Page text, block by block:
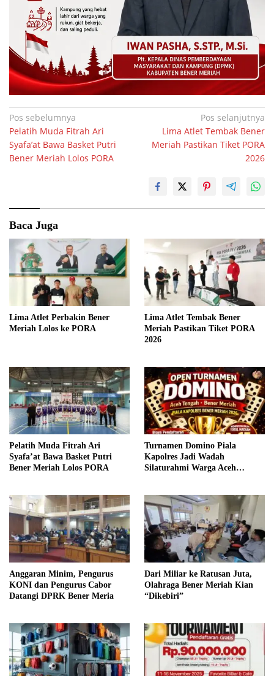
Navigasi
pos
Pos sebelumnya
Pelatih Muda Fitrah Ari
Syafa’at Bawa Basket Putri
Bener Meriah Lolos PORA
Pos selanjutnya
Lima Atlet Tembak Bener
Meriah Pastikan Tiket PORA
2026
Baca Juga
Lima Atlet Perbakin Bener
Meriah Lolos ke PORA
Lima Atlet Tembak Bener
Meriah Pastikan Tiket PORA
2026
Pelatih Muda Fitrah Ari
Syafa’at Bawa Basket Putri
Bener Meriah Lolos PORA
Turnamen Domino Piala
Kapolres Jadi Wadah
Silaturahmi Warga Aceh
Anggaran Minim, Pengurus
KONI dan Pengurus Cabor
Datangi DPRK Bener Meria
Dari Miliar ke Ratusan Juta,
Olahraga Bener Meriah Kian
“Dikebiri”